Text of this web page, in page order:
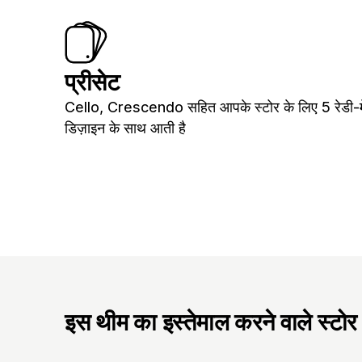
प्रीसेट
Cello, Crescendo सहित आपके स्टोर के लिए 5
डिज़ाइन के साथ आती है
इस थीम का इस्तेमाल करने वाले स्टोर